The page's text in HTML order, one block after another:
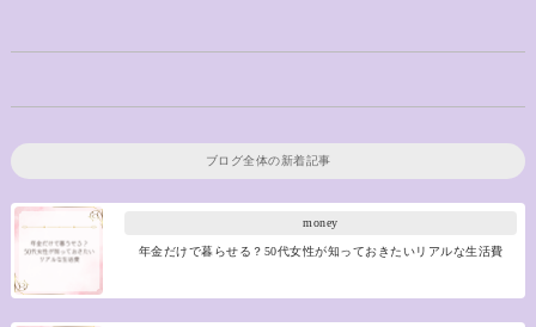
ブログ全体の新着記事
money
年金だけで暮らせる？50代女性が知っておきたいリアルな生活費